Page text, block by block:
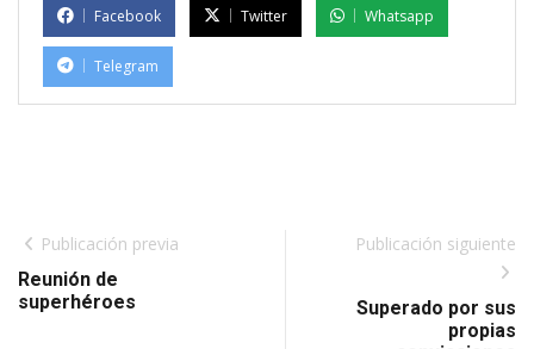
Facebook Twitter Whatsapp
Telegram
Publicación previa
Reunión de
superhéroes
Publicación siguiente
Superado por sus
propias